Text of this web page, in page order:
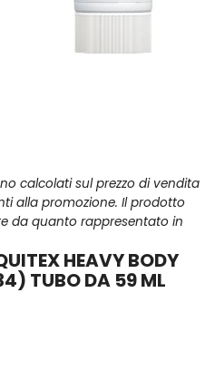
calcolati sul prezzo di vendita
alla promozione. Il prodotto
da quanto rappresentato in
HEAVY BODY
TUBO DA 59 ML